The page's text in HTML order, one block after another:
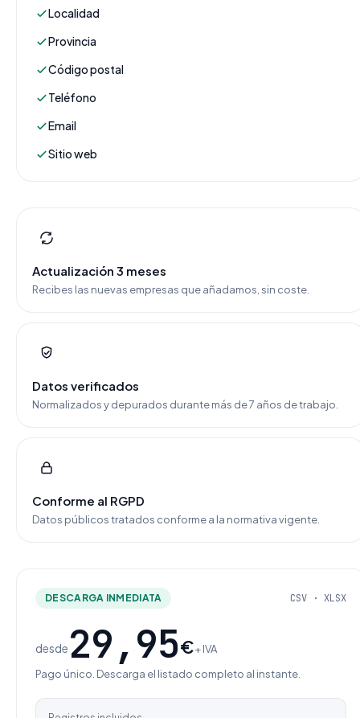
Localidad
Provincia
Código postal
Teléfono
Email
Sitio web
Actualización 3 meses
Recibes las nuevas empresas que añadamos, sin coste.
Datos verificados
Normalizados y depurados durante más de 7 años de trabajo.
Conforme al RGPD
Datos públicos tratados conforme a la normativa vigente.
DESCARGA INMEDIATA CSV · XLSX
desde 29,95€+ IVA
Pago único. Descarga el listado completo al instante.